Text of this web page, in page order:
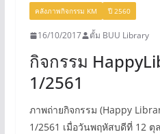
คลังภาพกิจกรรม KM ปี 2560
16/10/2017 ตั้ม BUU Library
กิจกรรม
1/2561
ภาพถ่ายกิจกรรม (Happy
1/2561 เมื่อวันพฤหัสบดีที่ 12